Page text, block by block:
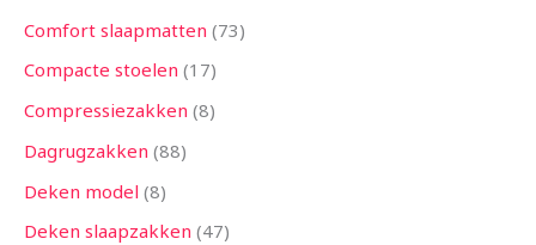
Comfort slaapmatten 73
Compacte stoelen 17
Compressiezakken 8
Dagrugzakken 88
Deken model 8
Deken slaapzakken 47